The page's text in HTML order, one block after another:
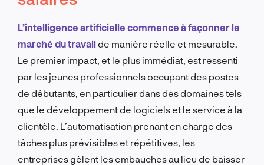
L’intelligence artificielle commence à façonner le
marché du travail de manière réelle et mesurable.
Le premier impact, et le plus immédiat, est ressenti
par les jeunes professionnels occupant des postes
de débutants, en particulier dans des domaines tels
que le développement de logiciels et le service à la
clientèle. L’automatisation prenant en charge des
tâches plus prévisibles et répétitives, les
entreprises gèlent les embauches au lieu de baisser